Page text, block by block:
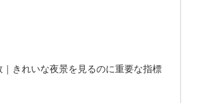
きれいな夜景を見るのに重要な指標